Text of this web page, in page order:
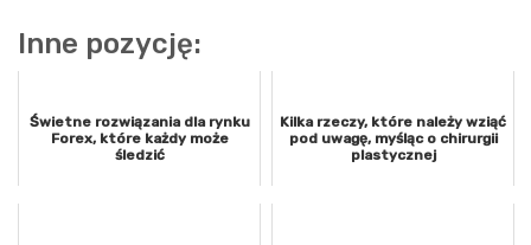
Inne pozycję:
Świetne rozwiązania dla rynku
Forex, które każdy może
śledzić
Kilka rzeczy, które należy wziąć
pod uwagę, myśląc o chirurgii
plastycznej